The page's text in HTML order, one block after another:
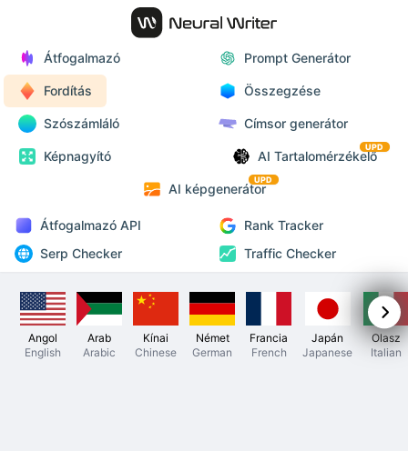
Átfogalmazó Prompt Generátor
Fordítás Összegzése
Szószámláló Címsor generátor
Képnagyító AI Tartalomérzékelő
UPD
AI képgenerátor
UPD
Átfogalmazó API
Rank Tracker
Serp Checker
Traffic Checker
Angol
English
Arab
Arabic
Kínai
Chinese
Német
German
Francia
French
Japán
Japanese
Olasz
Italian